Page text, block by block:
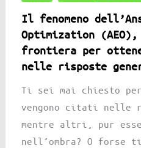
Il fenomeno
Optimization (AEO),
frontiera per
nelle risposte
Ti sei mai chiesto
vengono citati nelle
mentre altri, pur
nell’ombra? O forse